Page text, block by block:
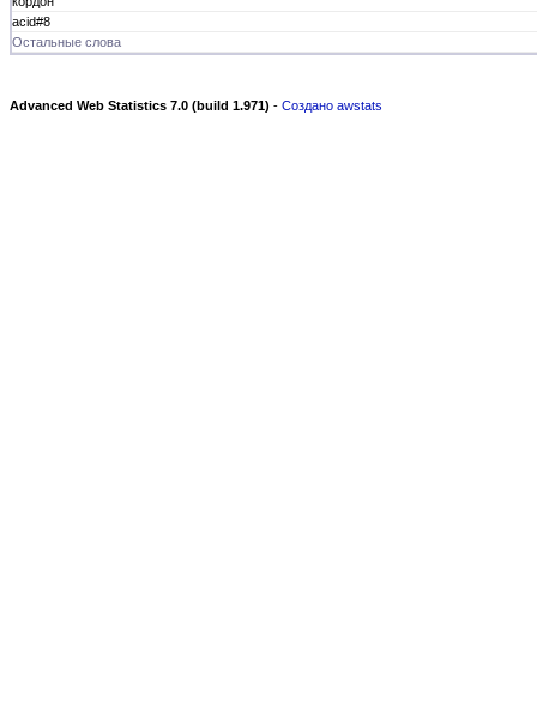
acid#8
Остальные слова
Advanced Web Statistics 7.0 (build 1.971) - Создано awstats